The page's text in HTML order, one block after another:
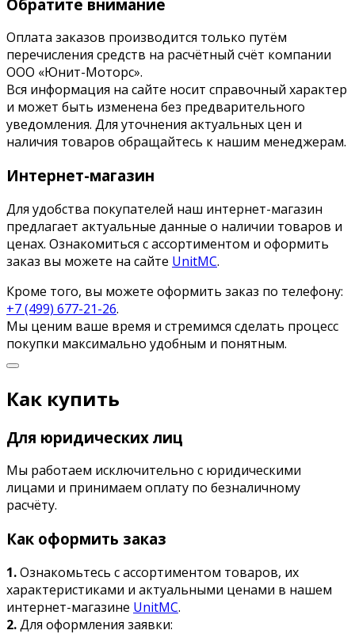
Обратите внимание
Оплата заказов производится только путём
перечисления средств на расчётный счёт компании
ООО «Юнит-Моторс».
Вся информация на сайте носит справочный характер
и может быть изменена без предварительного
уведомления. Для уточнения актуальных цен и
наличия товаров обращайтесь к нашим менеджерам.
Интернет-магазин
Для удобства покупателей наш интернет-магазин
предлагает актуальные данные о наличии товаров и
ценах. Ознакомиться с ассортиментом и оформить
заказ вы можете на сайте UnitMC.
Кроме того, вы можете оформить заказ по телефону:
+7 (499) 677-21-26.
Мы ценим ваше время и стремимся сделать процесс
покупки максимально удобным и понятным.
Как купить
Для юридических лиц
Мы работаем исключительно с юридическими
лицами и принимаем оплату по безналичному
расчёту.
Как оформить заказ
1.Ознакомьтесь с ассортиментом товаров, их
характеристиками и актуальными ценами в нашем
интернет-магазине UnitMC.
2.Для оформления заявки: